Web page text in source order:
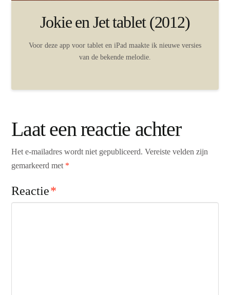
Jokie en Jet tablet (2012)
Voor deze app voor tablet en iPad maakte ik nieuwe versies
van de bekende melodie.
Laat een reactie achter
Het e-mailadres wordt niet gepubliceerd. Vereiste velden zijn
gemarkeerd met *
Reactie*